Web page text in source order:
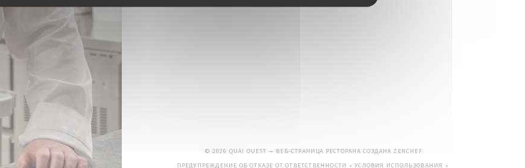
© 2026 QUAI OUEST — ВЕБ-СТРАНИЦА РЕСТОРАНА СОЗДАНА ZENCHEF((ОТКРЫВАЕТСЯ В НОВОМ
ПРЕДУПРЕЖДЕНИЕ ОБ ОТКАЗЕ ОТ ОТВЕТСТВЕННОСТИ
УСЛОВИЯ ИСПОЛЬЗОВАНИЯ